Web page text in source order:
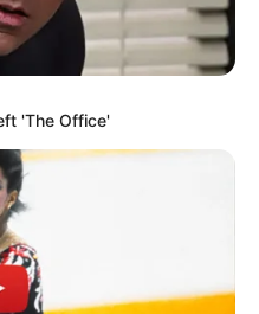
'The Office'